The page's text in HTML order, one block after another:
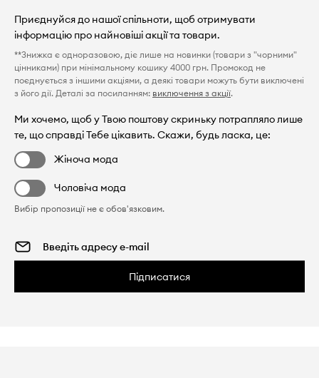
Приєднуйся до нашої спільноти, щоб отримувати
інформацію про найновіші акції та товари.
**Знижка є одноразовою, діє лише на новинки (товари з "чорними"
цінниками) при мінімальному кошику 4000 грн. Промокод не
поєднується з іншими акціями, а деякі товари можуть бути виключені
з його дії. Деталі за посиланням: виключення з акції.
Ми хочемо, щоб у Твою поштову скриньку потрапляло лише
те, що справді Тебе цікавить. Скажи, будь ласка, це:
Жіноча мода
Чоловіча мода
Вибір пропозиції не є обов'язковим.
Підписатися